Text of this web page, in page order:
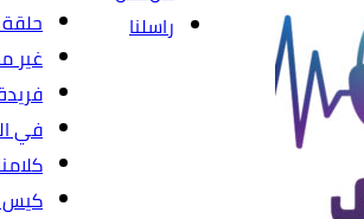
راسلنا
غير
في
كيس